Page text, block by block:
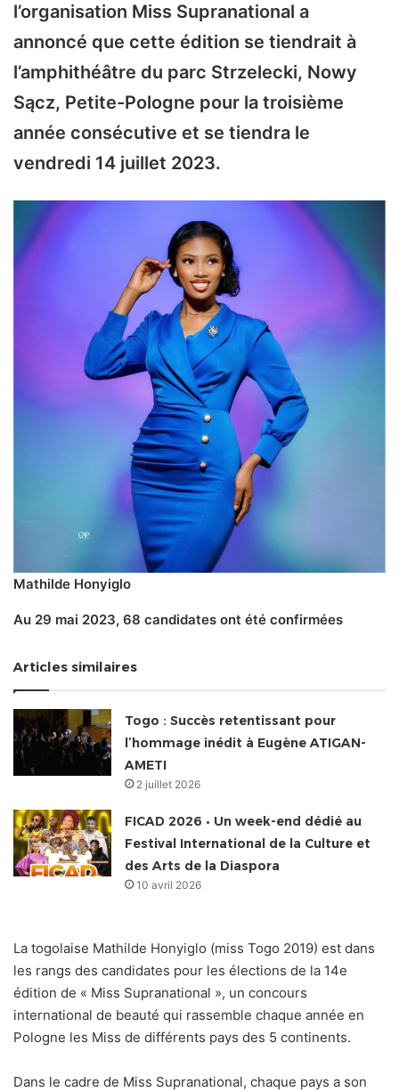
l’organisation Miss Supranational a
annoncé que cette édition se tiendrait à
l’amphithéâtre du parc Strzelecki, Nowy
Sącz, Petite-Pologne pour la troisième
année consécutive et se tiendra le
vendredi 14 juillet 2023.
Mathilde Honyiglo
Au 29 mai 2023, 68 candidates ont été confirmées
Articles similaires
Togo : Succès retentissant pour
l’hommage inédit à Eugène ATIGAN-
AMETI
2 juillet 2026
FICAD 2026 • Un week-end dédié au
Festival International de la Culture et
des Arts de la Diaspora
10 avril 2026
La togolaise Mathilde Honyiglo (miss Togo 2019) est dans
les rangs des candidates pour les élections de la 14e
édition de « Miss Supranational », un concours
international de beauté qui rassemble chaque année en
Pologne les Miss de différents pays des 5 continents.
Dans le cadre de Miss Supranational, chaque pays a son